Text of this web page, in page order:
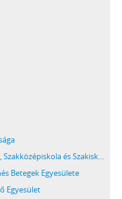
Tatay Sándor Alapítványi Gimnázium, Szakközépiskola és Szakiskola, Székesfehérvár
Betegek Egyesülete
Egyesület